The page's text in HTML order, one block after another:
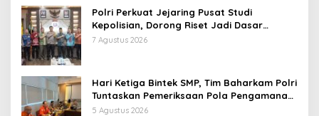
Polri Perkuat Jejaring Pusat Studi
Kepolisian, Dorong Riset Jadi Dasar
Kebijakan dan Inovasi
7 Agustus 2026
Hari Ketiga Bintek SMP, Tim Baharkam Polri
Tuntaskan Pemeriksaan Pola Pengamanan
Pertamina Patra Niaga Jabar
5 Agustus 2026